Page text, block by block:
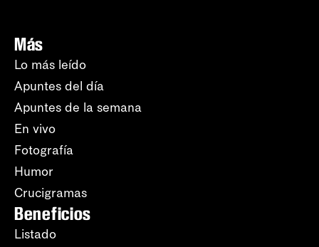
Más
Lo más leído
Apuntes del día
Apuntes de la semana
En vivo
Fotografía
Humor
Crucigramas
Beneficios
Listado